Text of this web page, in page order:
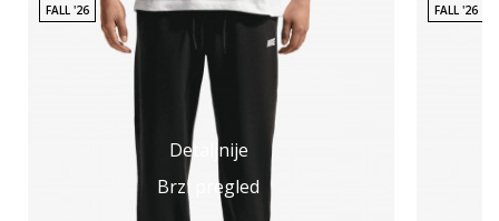
Detaljnije
Brzi pregled
FALL '26 FALL '26